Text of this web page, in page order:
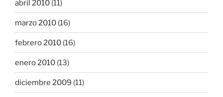
abril 2010 (11)
marzo 2010 (16)
febrero 2010 (16)
enero 2010 (13)
diciembre 2009 (11)